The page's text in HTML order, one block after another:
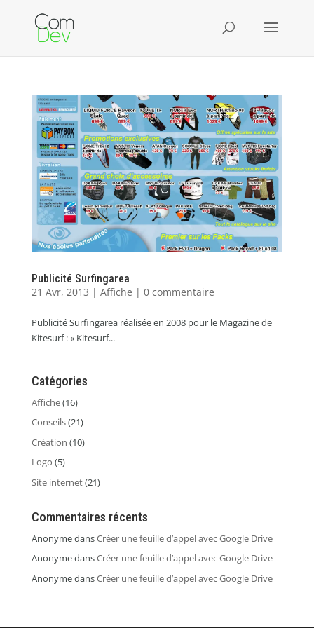
Publicité Surfingarea
21 Avr, 2013 | Affiche | 0 commentaire
Publicité Surfingarea réalisée en 2008 pour le Magazine de
Kitesurf : « Kitesurf...
Catégories
Affiche(16)
Conseils(21)
Création (10)
Logo (5)
Site internet(21)
Commentaires récents
AnonymedansCréer une feuille d’appel avec Google Drive
AnonymedansCréer une feuille d’appel avec Google Drive
AnonymedansCréer une feuille d’appel avec Google Drive